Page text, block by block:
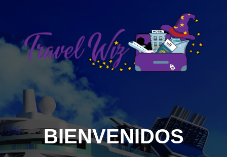
BIENVENIDOS